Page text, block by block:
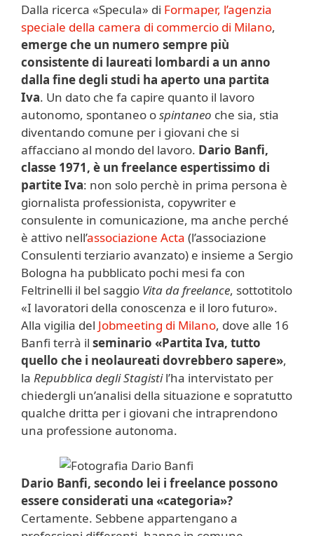
Dalla ricerca «Specula» di Formaper, l’agenzia
speciale della camera di commercio di Milano,
emerge che un numero sempre più
consistente di laureati lombardi a un anno
dalla fine degli studi ha aperto una partita
Iva. Un dato che fa capire quanto il lavoro
autonomo, spontaneo ospintaneo che sia, stia
diventando comune per i giovani che si
affacciano al mondo del lavoro. Dario Banfi,
classe 1971, è un freelanceespertissimo di
partite Iva: non solo perchè in prima persona è
giornalista professionista, copywriter e
consulente in comunicazione, ma anche perché
è attivo nell’associazione Acta (l’associazione
Consulenti terziario avanzato) e insieme a Sergio
Bologna ha pubblicato pochi mesi fa con
Feltrinelli il bel saggio Vita da freelance, sottotitolo
«I lavoratori della conoscenza e il loro futuro».
Alla vigilia del Jobmeeting di Milano, dove alle 16
Banfi terrà il seminario «Partita Iva, tutto
quello che i neolaureati dovrebbero sapere»,
la Repubblica degli Stagistil’ha intervistato per
chiedergli un’analisi della situazione e sopratutto
qualche dritta per i giovani che intraprendono
una professione autonoma.
Dario Banfi, secondo lei i freelance possono
essere considerati una «categoria»?
Certamente. Sebbene appartengano a